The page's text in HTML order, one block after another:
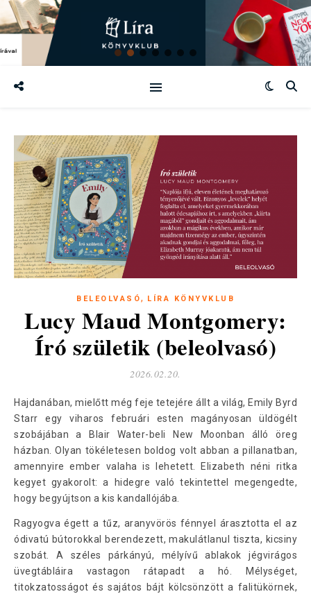
BELEOLVASÓ, LÍRA KÖNYVKLUB
Lucy Maud Montgomery:
Író születik (beleolvasó)
2026.02.20.
Hajdanában, mielőtt még feje tetejére állt a világ, Emily Byrd
Starr egy viharos februári esten magányosan üldögélt
szobájában a Blair Water-beli New Moonban álló öreg
házban. Olyan tökéletesen boldog volt abban a pillanatban,
amennyire ember valaha is lehetett. Elizabeth néni ritka
kegyet gyakorolt: a hidegre való tekintettel megengedte,
hogy begyújtson a kis kandallójába.
Ragyogva égett a tűz, aranyvörös fénnyel árasztotta el az
ódivatú bútorokkal berendezett, makulátlanul tiszta, kicsiny
szobát. A széles párkányú, mélyívű ablakok jégvirágos
üvegtábláira vastagon rátapadt a hó. Mélységet,
titokzatosságot és sajátos bájt kölcsönzött a falitükörnek,